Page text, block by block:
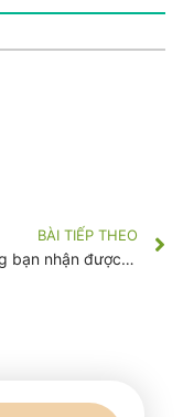
BÀI TIẾP THEO
7 kỹ năng bạn nhận được từ kinh nghiệm làm việc